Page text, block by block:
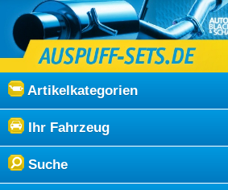
Artikelkategorien
Ihr Fahrzeug
Suche